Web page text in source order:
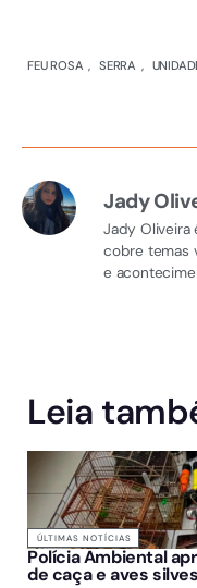
FEU ROSA , SERRA ,
Jady
Jady Oliveira
cobre temas
e
Leia
ÚLTIMAS NOTÍCIAS
Polícia Ambiental
de caça e aves